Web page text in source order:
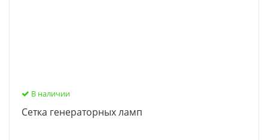
В наличии
Сетка генераторных ламп